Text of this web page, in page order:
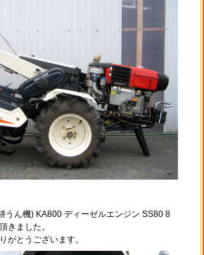
うん機) KA800 ディーゼルエンジン SS80 8
きました。
がとうございます。